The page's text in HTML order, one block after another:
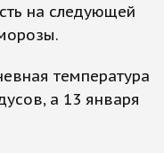
на следующей
температура
а 13 января